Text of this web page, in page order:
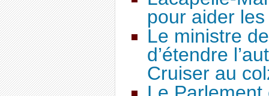
pour aider
Le ministre
d’étendre
Cruiser au